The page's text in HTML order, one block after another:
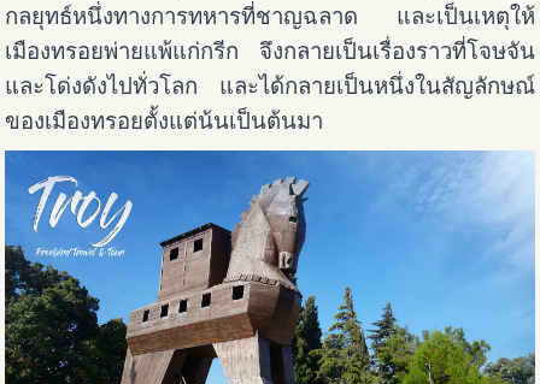
กลยุทธ์หนึ่งทางการทหารที่ชาญฉลาด และเป็นเหตุให้
เมืองทรอยพ่ายแพ้แก่กรีก จึงกลายเป็นเรื่องราวที่โจษจัน
และโด่งดังไปทั่วโลก และได้กลายเป็นหนึ่งในสัญลักษณ์
ของเมืองทรอยตั้งแต่น้นเป็นต้นมา